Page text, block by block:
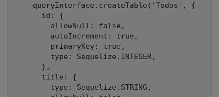
    queryInterface.createTable('Todos', {
      id: {
        allowNull: false,
        autoIncrement: true,
        primaryKey: true,
        type: Sequelize.INTEGER,
      },
      title: {
        type: Sequelize.STRING,